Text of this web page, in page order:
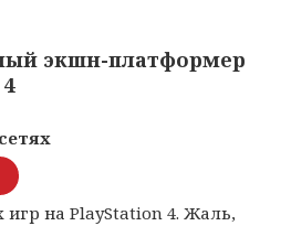
экшн-платформер
на PlayStation 4. Жаль,